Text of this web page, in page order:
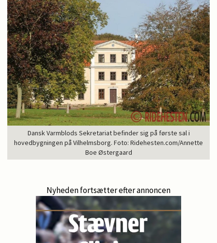
Dansk Varmblods Sekretariat befinder sig på første sal i
hovedbygningen på Vilhelmsborg. Foto: Ridehesten.com/Annette
Boe Østergaard
Nyheden fortsætter efter annoncen